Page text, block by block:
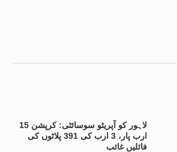
لاہور کو آپریٹو سوسائٹی: کرپشن 15
ارب پار، 3 ارب کی 391 پلاٹوں کی
فائلیں غائب